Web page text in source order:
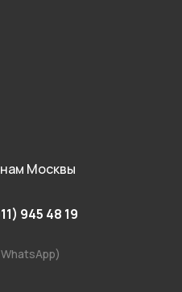
Москвы
945 48 19